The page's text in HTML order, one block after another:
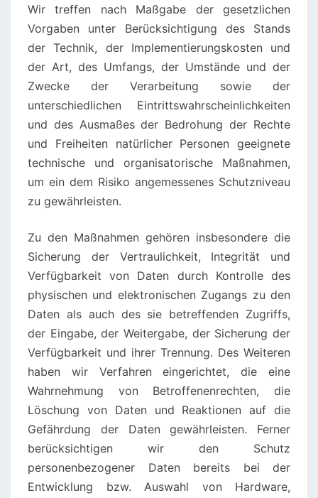
Wir treffen nach Maßgabe der gesetzlichen
Vorgaben unter Berücksichtigung des Stands
der Technik, der Implementierungskosten und
der Art, des Umfangs, der Umstände und der
Zwecke der Verarbeitung sowie der
unterschiedlichen Eintrittswahrscheinlichkeiten
und des Ausmaßes der Bedrohung der Rechte
und Freiheiten natürlicher Personen geeignete
technische und organisatorische Maßnahmen,
um ein dem Risiko angemessenes Schutzniveau
zu gewährleisten.
Zu den Maßnahmen gehören insbesondere die
Sicherung der Vertraulichkeit, Integrität und
Verfügbarkeit von Daten durch Kontrolle des
physischen und elektronischen Zugangs zu den
Daten als auch des sie betreffenden Zugriffs,
der Eingabe, der Weitergabe, der Sicherung der
Verfügbarkeit und ihrer Trennung. Des Weiteren
haben wir Verfahren eingerichtet, die eine
Wahrnehmung von Betroffenenrechten, die
Löschung von Daten und Reaktionen auf die
Gefährdung der Daten gewährleisten. Ferner
berücksichtigen wir den Schutz
personenbezogener Daten bereits bei der
Entwicklung bzw. Auswahl von Hardware,